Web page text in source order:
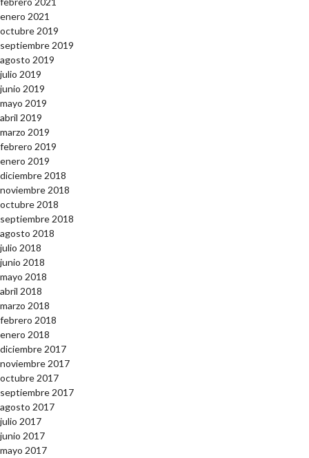
enero 2021
octubre 2019
septiembre 2019
agosto 2019
julio 2019
junio 2019
mayo 2019
abril 2019
marzo 2019
febrero 2019
enero 2019
diciembre 2018
noviembre 2018
octubre 2018
septiembre 2018
agosto 2018
julio 2018
junio 2018
mayo 2018
abril 2018
marzo 2018
febrero 2018
enero 2018
diciembre 2017
noviembre 2017
octubre 2017
septiembre 2017
agosto 2017
julio 2017
junio 2017
mayo 2017